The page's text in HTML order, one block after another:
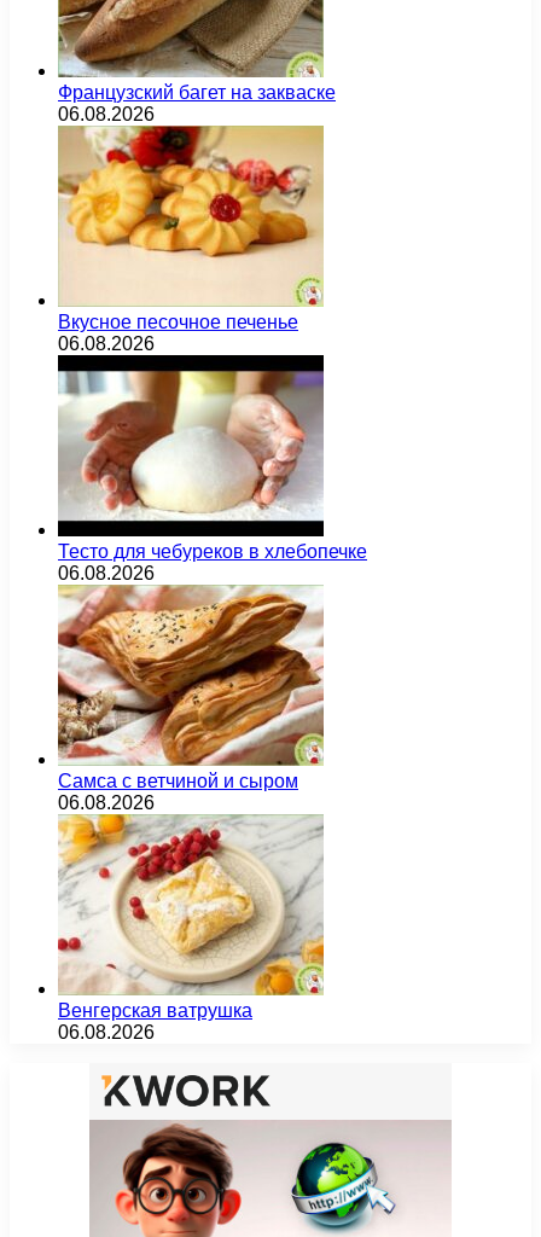
Французский багет на закваске
06.08.2026
Вкусное песочное печенье
06.08.2026
Тесто для чебуреков в хлебопечке
06.08.2026
Самса с ветчиной и сыром
06.08.2026
Венгерская ватрушка
06.08.2026